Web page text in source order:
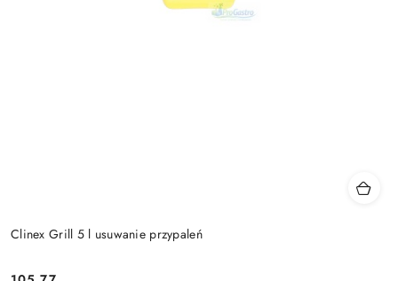
Clinex Grill 5 l usuwanie przypaleń